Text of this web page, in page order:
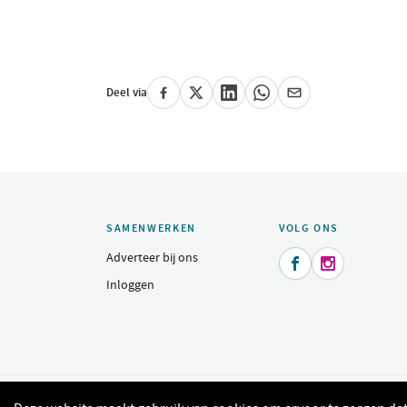
Deel via
SAMENWERKEN
Adverteer bij ons
Inloggen
VOLG ONS
 
© 2015 - 2026 Indeomgeving.nl - Dagje uit, heerlijk uit eten,